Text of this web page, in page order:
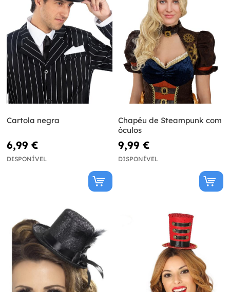
Cartola negra
6,99 €
DISPONÍVEL
Chapéu de Steampunk com
óculos
9,99 €
DISPONÍVEL